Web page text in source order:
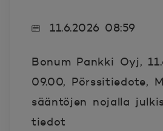
11.6.2026 08:59
Bonum Pankki Oyj,
09.00, Pörssitiedote,
sääntöjen nojalla
tiedot